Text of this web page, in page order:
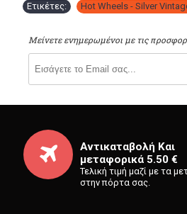
Ετικέτες: Hot Wheels - Silver
Μείνετε ενημερωμένοι με τις
Αντικαταβολή Και
μεταφορικά 5.50 €
Τελική τιμή μαζί με τα
στην πόρτα σας.